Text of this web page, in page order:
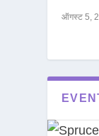
ऑगस्ट 5,